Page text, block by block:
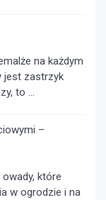
na każdym
jest zastrzyk
to …
–
które
w ogrodzie i na